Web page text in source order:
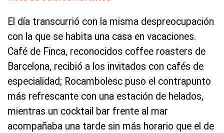
El día transcurrió con la misma despreocupación
con la que se habita una casa en vacaciones.
Café de Finca, reconocidos coffee roasters de
Barcelona, recibió a los invitados con cafés de
especialidad; Rocambolesc puso el contrapunto
más refrescante con una estación de helados,
mientras un cocktail bar frente al mar
acompañaba una tarde sin más horario que el de